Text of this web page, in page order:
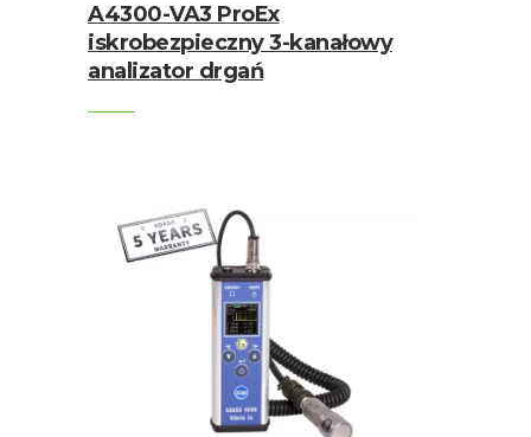
A4300-VA3 ProEx
iskrobezpieczny 3-kanałowy
analizator drgań